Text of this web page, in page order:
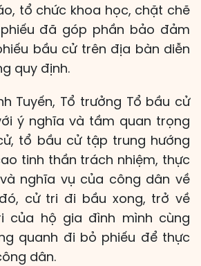
tổ chức khoa học, chặt chẽ
đã góp phần bảo đảm
bầu cử trên địa bàn diễn
quy định.
Tuyến, Tổ trưởng Tổ bầu cử
ý nghĩa và tầm quan trọng
tổ bầu cử tập trung hướng
tinh thần trách nhiệm, thực
nghĩa vụ của công dân về
cử tri đi bầu xong, trở về
của hộ gia đình mình cùng
quanh đi bỏ phiếu để thực
dân.